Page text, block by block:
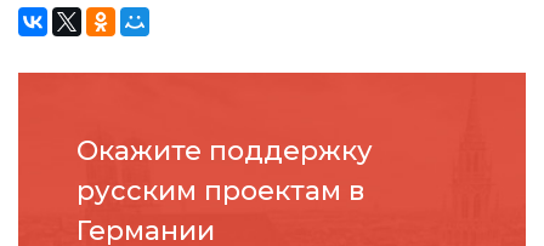
Окажите поддержку
русcким проектам в
Германии